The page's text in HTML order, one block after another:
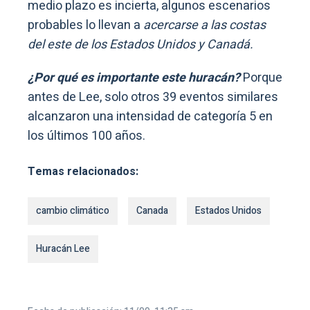
medio plazo es incierta, algunos escenarios
probables lo llevan a acercarse a las costas
del este de los Estados Unidos y Canadá.
¿Por qué es importante este huracán?Porque
antes de Lee, solo otros 39 eventos similares
alcanzaron una intensidad de categoría 5 en
los últimos 100 años.
Temas relacionados:
cambio climático Canada Estados Unidos
Huracán Lee